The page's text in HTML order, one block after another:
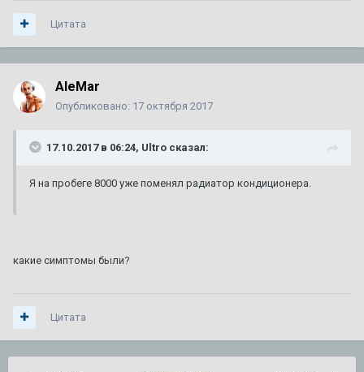
Цитата
AleMar
Опубликовано: 17 октября 2017
17.10.2017 в 06:24, Ultro сказал:
Я на пробеге 8000 уже поменял радиатор кондиционера.
какие симптомы были?
Цитата